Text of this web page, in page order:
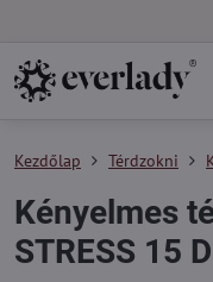
Kezdőlap Térdzokni
Kényelmes
STRESS 15